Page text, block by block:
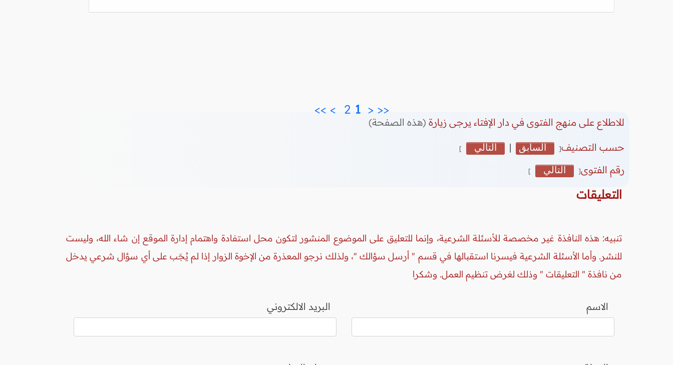
<<
<
2
>
>>
للاطلاع على منهج الفتوى في دار الإفتاء يرجى زيارة (هذه الصفحة)
حسب التصنيف[ السابق | التالي ]
رقم الفتوى[ التالي ]
التعليقات
تنبيه: هذه النافذة غير مخصصة للأسئلة الشرعية، وإنما للتعليق على الموضوع المنشور لتكون محل استفادة واهتمام إدارة الموقع إن شاء الله، وليست
للنشر. وأما الأسئلة الشرعية فيسرنا استقبالها في قسم " أرسل سؤالك "، ولذلك نرجو المعذرة من الإخوة الزوار إذا لم يُجَب على أي سؤال شرعي يدخل
من نافذة " التعليقات " وذلك لغرض تنظيم العمل. وشكرا
الاسم البريد الالكتروني